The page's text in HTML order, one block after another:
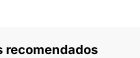
recomendados